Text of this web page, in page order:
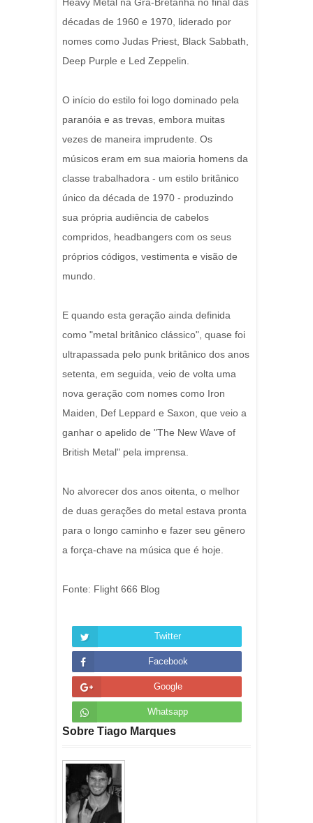
décadas de 1960 e 1970, liderado por
nomes como Judas Priest, Black Sabbath,
Deep Purple e Led Zeppelin.
O início do estilo foi logo dominado pela
paranóia e as trevas, embora muitas
vezes de maneira imprudente. Os
músicos eram em sua maioria homens da
classe trabalhadora - um estilo britânico
único da década de 1970 - produzindo
sua própria audiência de cabelos
compridos, headbangers com os seus
próprios códigos, vestimenta e visão de
mundo.
E quando esta geração ainda definida
como "metal britânico clássico", quase foi
ultrapassada pelo punk britânico dos anos
setenta, em seguida, veio de volta uma
nova geração com nomes como Iron
Maiden, Def Leppard e Saxon, que veio a
ganhar o apelido de "The New Wave of
British Metal" pela imprensa.
No alvorecer dos anos oitenta, o melhor
de duas gerações do metal estava pronta
para o longo caminho e fazer seu gênero
a força-chave na música que é hoje.
Fonte: Flight 666 Blog
Twitter
Facebook
Google
Whatsapp
Sobre Tiago Marques